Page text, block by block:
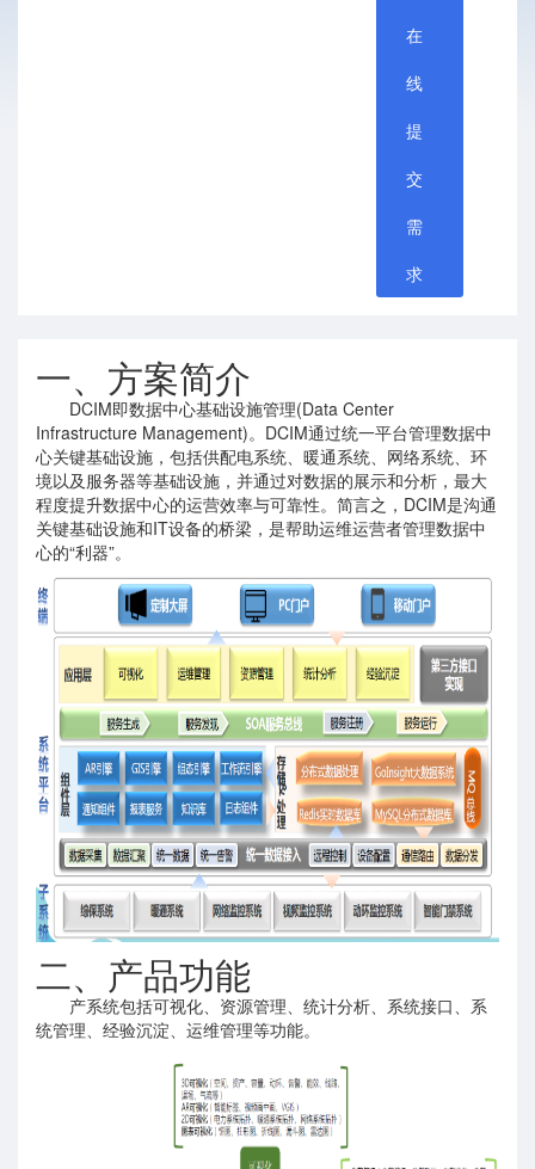
在
线
提
交
需
求
一、方案简介
DCIM即数据中心基础设施管理(Data Center
Infrastructure Management)。DCIM通过统一平台管理数据中
心关键基础设施，包括供配电系统、暖通系统、网络系统、环
境以及服务器等基础设施，并通过对数据的展示和分析，最大
程度提升数据中心的运营效率与可靠性。简言之，DCIM是沟通
关键基础设施和IT设备的桥梁，是帮助运维运营者管理数据中
心的“利器”。
二、产品功能
产系统包括可视化、资源管理、统计分析、系统接口、系
统管理、经验沉淀、运维管理等功能。